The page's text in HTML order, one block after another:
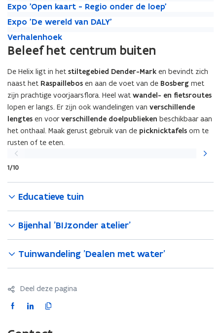
x
p
o
O
e
n
k
a
a
r
t
-
e
o
o
d
e
r
e
o
Expo 'Open kaart - Regio onder de loep'
E
x
p
o
'
O
p
n
k
a
a
r
t
e
g
o
n
r
d
l
e
x
p
o
D
e
r
e
l
d
n
D
A
Y
Expo 'De wereld van DALY'
E
x
p
o
D
e
w
e
r
e
l
d
a
A
L
e
r
a
l
e
n
h
e
k
Verhalenhoek
V
e
r
h
l
e
n
h
o
e
Beleef het centrum buiten
De Helix ligt in het stiltegebied Dender-Mark en bevindt zich
naast het Raspaillebos en aan de voet van de Bosberg met
zijn prachtige voorjaarsflora. Heel wat wandel- en fietsroutes
lopen er langs. Er zijn ook wandelingen van verschillende
lengtes en voor verschillende doelpublieken beschikbaar aan
het onthaal. Maak gerust gebruik van de picknicktafels om te
rusten of te eten.
Vorige
slide
slide
1/10
Educatieve tuin
Bijenhal 'BIJzonder atelier'
Tuinwandeling 'Dealen met water'
Deel deze pagina
F
c
L
K